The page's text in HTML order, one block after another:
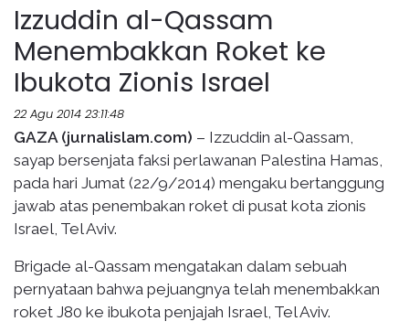
Izzuddin al-Qassam
Menembakkan Roket ke
Ibukota Zionis Israel
22 Agu 2014 23:11:48
GAZA (jurnalislam.com) – Izzuddin al-Qassam,
sayap bersenjata faksi perlawanan Palestina Hamas,
pada hari Jumat (22/9/2014) mengaku bertanggung
jawab atas penembakan roket di pusat kota zionis
Israel, Tel Aviv.
Brigade al-Qassam mengatakan dalam sebuah
pernyataan bahwa pejuangnya telah menembakkan
roket J80 ke ibukota penjajah Israel, Tel Aviv.